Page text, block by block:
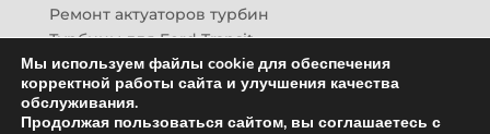
Ремонт актуаторов турбин
Турбины для Ford Transit
Турбины для Mazda CX-7
Картридж для ГАЗон-Next
Турбины HINO (Хино)
Мы используем файлы cookie для обеспечения
корректной работы сайта и улучшения качества
обслуживания.
Продолжая пользоваться сайтом, вы соглашаетесь с